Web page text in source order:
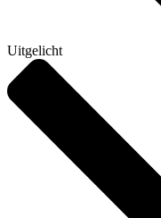
Uitgelicht